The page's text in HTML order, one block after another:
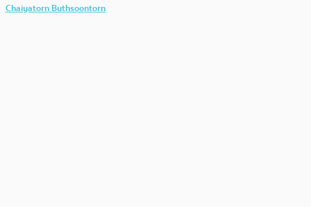
Chaiyatorn Buthsoontorn